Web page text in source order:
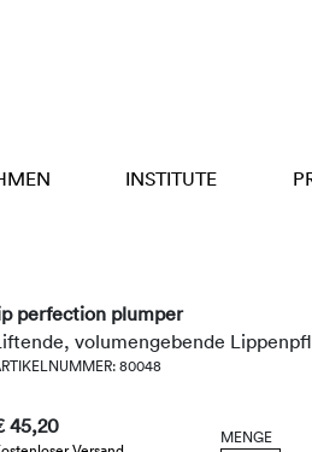
INSTITUTE
perfection plumper
volumengebende
80048
45,20 MENGE